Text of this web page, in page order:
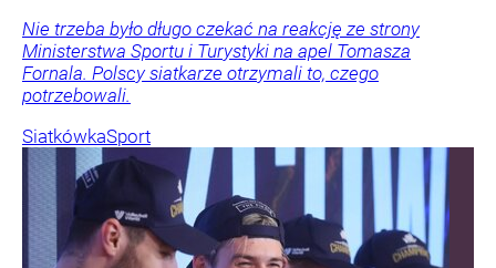
Nie trzeba było długo czekać na reakcję ze strony
Ministerstwa Sportu i Turystyki na apel Tomasza
Fornala. Polscy siatkarze otrzymali to, czego
potrzebowali.
SiatkówkaSport